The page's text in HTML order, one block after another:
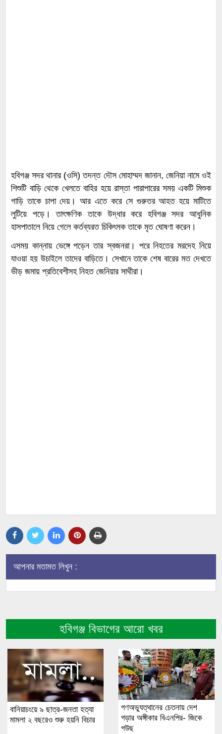
হবিগঞ্জ সদর থানার (ওসি) তদন্ত দৌস মোহাম্মদ জানান, জেনিয়া নামে ওই
শিশুটি বাড়ি থেকে খেলতে বাহির হয়ে রাস্তা পারাপারের সময় একটি মিশুক
গাড়ি তাকে চাপা দেয়। আর এতে করে সে গুরুতর আহত হয়ে মাটিতে
লুটিয়ে পড়ে। তাৎক্ষণিক তাকে উদ্ধার করে হবিগঞ্জ সদর আধুনিক
হাসপাতালে নিয়ে গেলে কর্তব্যরত চিকিৎসক তাকে মৃত ঘোষণা করেন।
এসময় কান্নায় ভেঙ্গে পড়েন তার স্বজনরা। পরে নিহতের মরদেহ নিয়ে
যাওয়া হয় উচাইলে তাদের বাড়িতে। সেখানে তাকে শেষ বারের মত দেখতে
ভীড় জমায় প্রতিবেশীসহ নিহত জেনিয়ার সাথীরা।
আপনার মতামত লিখুন :
হবিগঞ্জ বিভাগের আরো খবর
বানিয়াচংয়ে ৯ ছাত্র-জনতা হত্যা
মামলা ২ বছরেও শুরু হয়নি বিচার
গণঅভ্যুত্থানের চেতনায় দেশ
গড়ার অঙ্গীকার বিএনপির- জিকে
গউছ